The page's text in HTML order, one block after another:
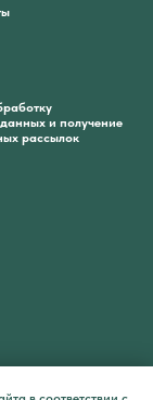
и получение
рассылок